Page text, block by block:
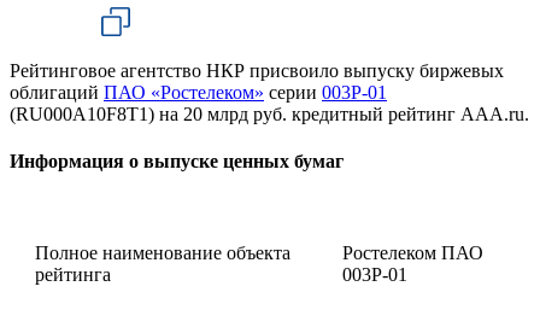
Рейтинговое агентство НКР присвоило выпуску биржевых
облигаций ПАО «Ростелеком» серии 003P-01
(RU000A10F8T1) на 20 млрд руб. кредитный рейтинг AAA.ru.
Информация о выпуске ценных бумаг
Полное наименование объекта
рейтинга
Ростелеком ПАО
003Р-01